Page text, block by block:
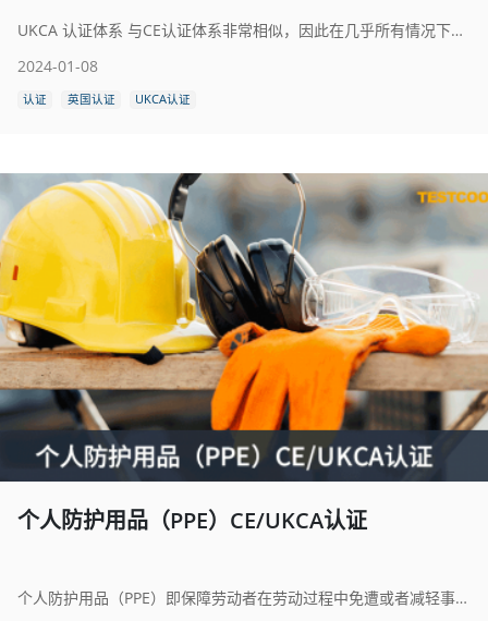
UKCA 认证体系 与CE认证体系非常相似，因此在几乎所有情况下，凡是要求进入欧盟市场前加贴CE标志的，也同样要求进入英国市场前加贴UKCA标志。
2024-01-08
认证 英国认证 UKCA认证
个人防护用品（PPE）CE/UKCA认证
个人防护用品（PPE）即保障劳动者在劳动过程中免遭或者减轻事故伤害及职业危害的个人防护装备，选用合适的个人防护用品助力保障人们在工作生活及娱乐活动中获得更多保护。